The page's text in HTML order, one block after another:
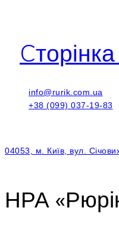
info@rurik.com.ua
+38 (099) 037-19-83
04053, м. Київ, вул.
НРА